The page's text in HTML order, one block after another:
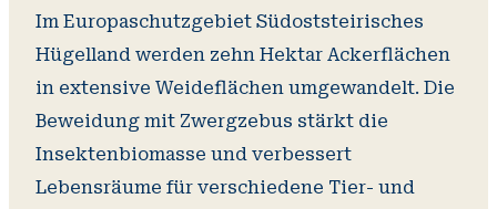
Im Europaschutzgebiet Südoststeirisches
Hügelland werden zehn Hektar Ackerflächen
in extensive Weideflächen umgewandelt. Die
Beweidung mit Zwergzebus stärkt die
Insektenbiomasse und verbessert
Lebensräume für verschiedene Tier- und